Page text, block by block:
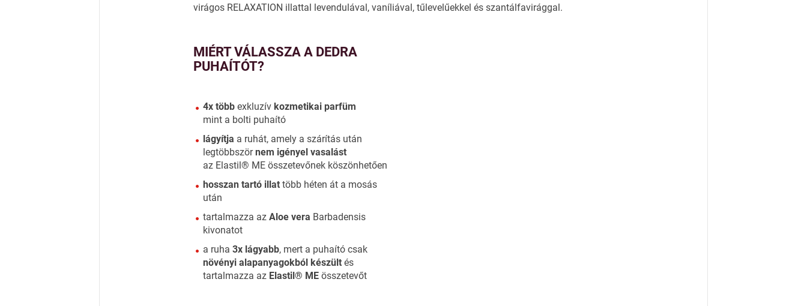
virágos RELAXATION illattal levendulával, vaníliával, tűlevelűekkel és szantálfavirággal.
MIÉRT VÁLASSZA A DEDRA
PUHAÍTÓT?
4x több exkluzív kozmetikai parfüm
mint a bolti puhaító
lágyítja a ruhát, amely a szárítás után
legtöbbszörnem igényel vasalást
az Elastil® ME összetevőnek köszönhetően
hosszan tartó illat több héten át a mosás
után
tartalmazza azAloe vera Barbadensis
kivonatot
a ruha3x lágyabb, mert a puhaító csak
növényi alapanyagokból készült és
tartalmazza az Elastil® ME összetevőt